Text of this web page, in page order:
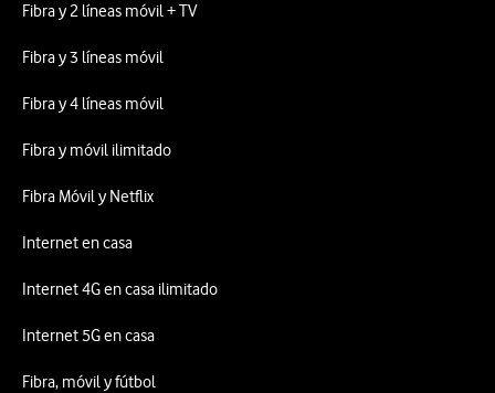
Fibra y 2 líneas móvil + TV
Fibra y 3 líneas móvil
Fibra y 4 líneas móvil
Fibra y móvil ilimitado
Fibra Móvil y Netflix
Internet en casa
Internet 4G en casa ilimitado
Internet 5G en casa
Fibra, móvil y fútbol